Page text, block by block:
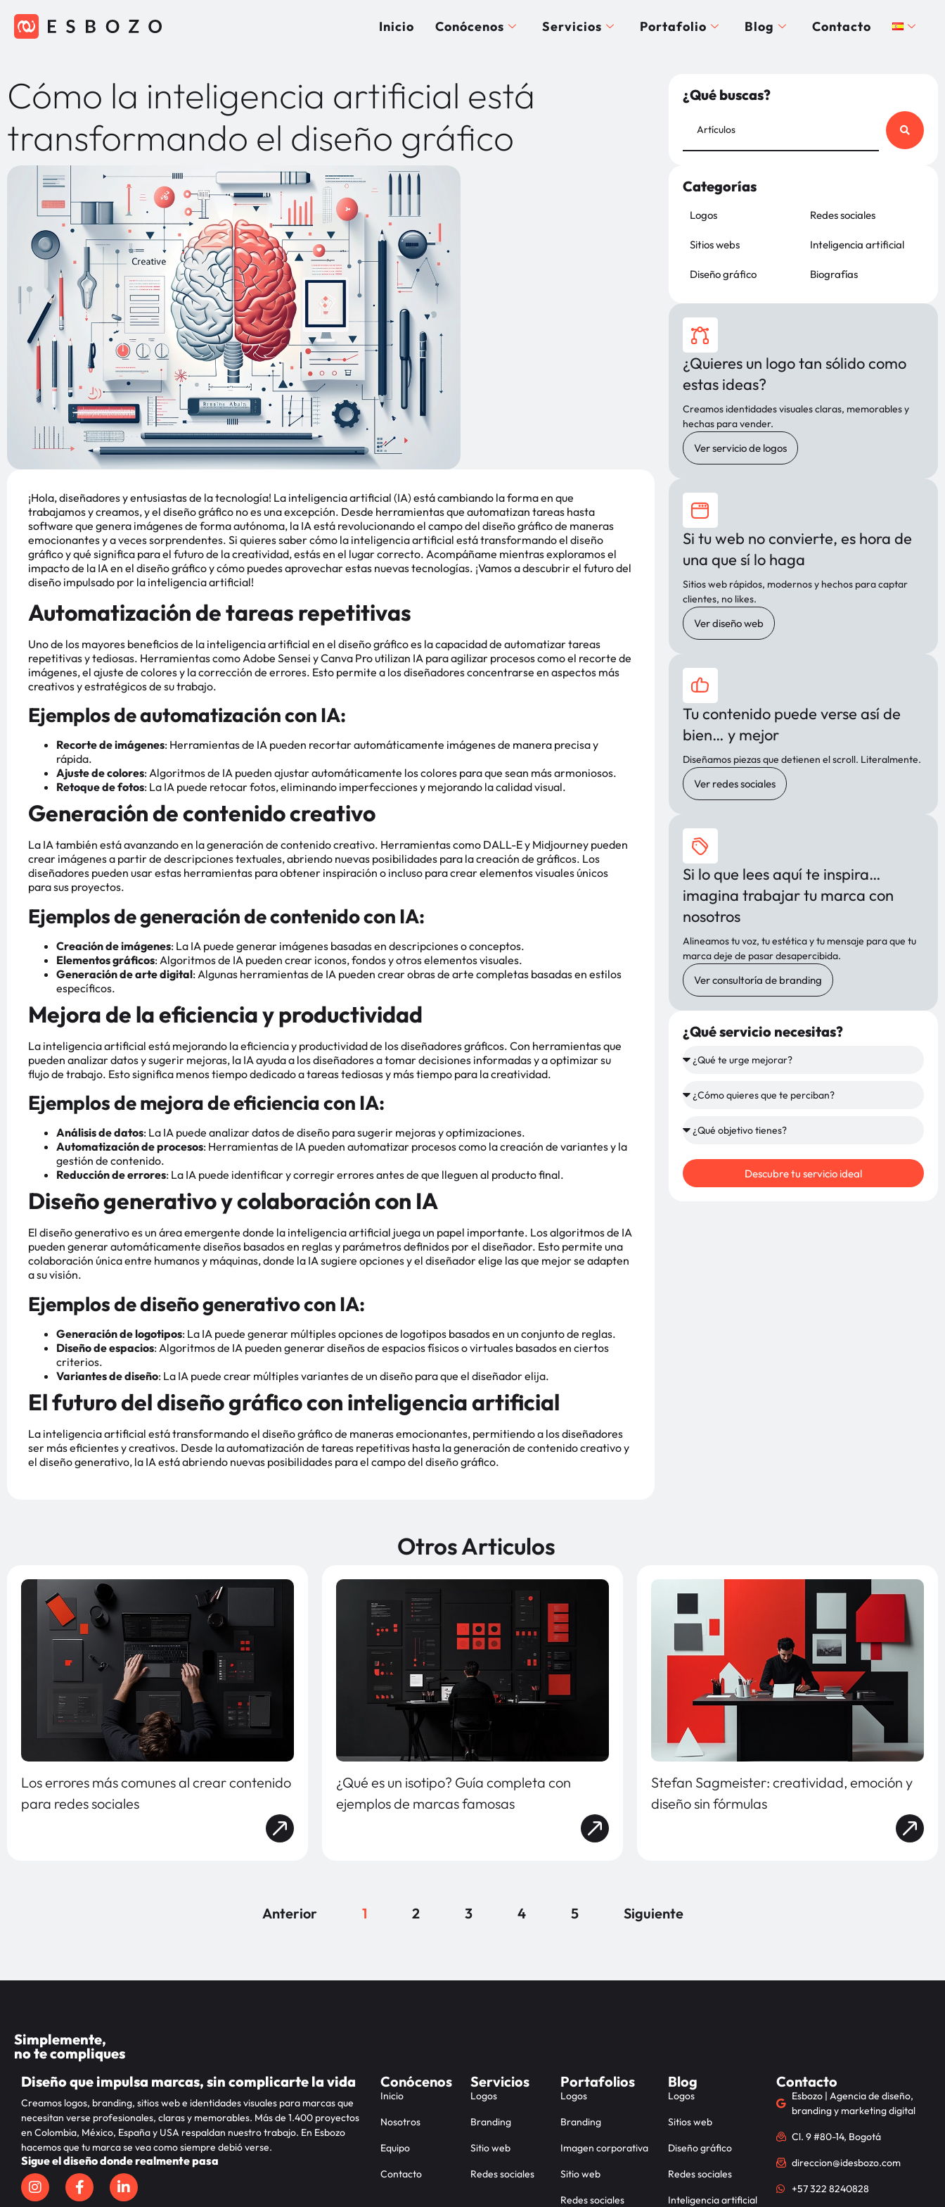
Inicio Conócenos Servicios Portafolio Blog Contacto
Cómo la inteligencia artificial está
transformando el diseño gráfico
¡Hola, diseñadores y entusiastas de la tecnología! La inteligencia artificial (IA) está cambiando la forma en que
trabajamos y creamos, y el diseño gráfico no es una excepción. Desde herramientas que automatizan tareas hasta
software que genera imágenes de forma autónoma, la IA está revolucionando el campo del diseño gráfico de maneras
emocionantes y a veces sorprendentes. Si quieres saber cómo la inteligencia artificial está transformando el diseño
gráfico y qué significa para el futuro de la creatividad, estás en el lugar correcto. Acompáñame mientras exploramos el
impacto de la IA en el diseño gráfico y cómo puedes aprovechar estas nuevas tecnologías. ¡Vamos a descubrir el futuro del
diseño impulsado por la inteligencia artificial!
Automatización de tareas repetitivas
Uno de los mayores beneficios de la inteligencia artificial en el diseño gráfico es la capacidad de automatizar tareas
repetitivas y tediosas. Herramientas como Adobe Sensei y Canva Pro utilizan IA para agilizar procesos como el recorte de
imágenes, el ajuste de colores y la corrección de errores. Esto permite a los diseñadores concentrarse en aspectos más
creativos y estratégicos de su trabajo.
Ejemplos de automatización con IA:
Recorte de imágenes: Herramientas de IA pueden recortar automáticamente imágenes de manera precisa y
rápida.
Ajuste de colores: Algoritmos de IA pueden ajustar automáticamente los colores para que sean más armoniosos.
Retoque de fotos: La IA puede retocar fotos, eliminando imperfecciones y mejorando la calidad visual.
Generación de contenido creativo
La IA también está avanzando en la generación de contenido creativo. Herramientas como DALL-E y Midjourney pueden
crear imágenes a partir de descripciones textuales, abriendo nuevas posibilidades para la creación de gráficos. Los
diseñadores pueden usar estas herramientas para obtener inspiración o incluso para crear elementos visuales únicos
para sus proyectos.
Ejemplos de generación de contenido con IA:
Creación de imágenes: La IA puede generar imágenes basadas en descripciones o conceptos.
Elementos gráficos: Algoritmos de IA pueden crear iconos, fondos y otros elementos visuales.
Generación de arte digital: Algunas herramientas de IA pueden crear obras de arte completas basadas en estilos
específicos.
Mejora de la eficiencia y productividad
La inteligencia artificial está mejorando la eficiencia y productividad de los diseñadores gráficos. Con herramientas que
pueden analizar datos y sugerir mejoras, la IA ayuda a los diseñadores a tomar decisiones informadas y a optimizar su
flujo de trabajo. Esto significa menos tiempo dedicado a tareas tediosas y más tiempo para la creatividad.
Ejemplos de mejora de eficiencia con IA:
Análisis de datos: La IA puede analizar datos de diseño para sugerir mejoras y optimizaciones.
Automatización de procesos: Herramientas de IA pueden automatizar procesos como la creación de variantes y la
gestión de contenido.
Reducción de errores: La IA puede identificar y corregir errores antes de que lleguen al producto final.
Diseño generativo y colaboración con IA
El diseño generativo es un área emergente donde la inteligencia artificial juega un papel importante. Los algoritmos de IA
pueden generar automáticamente diseños basados en reglas y parámetros definidos por el diseñador. Esto permite una
colaboración única entre humanos y máquinas, donde la IA sugiere opciones y el diseñador elige las que mejor se adapten
a su visión.
Ejemplos de diseño generativo con IA:
Generación de logotipos: La IA puede generar múltiples opciones de logotipos basados en un conjunto de reglas.
Diseño de espacios: Algoritmos de IA pueden generar diseños de espacios físicos o virtuales basados en ciertos
criterios.
Variantes de diseño: La IA puede crear múltiples variantes de un diseño para que el diseñador elija.
El futuro del diseño gráfico con inteligencia artificial
La inteligencia artificial está transformando el diseño gráfico de maneras emocionantes, permitiendo a los diseñadores
ser más eficientes y creativos. Desde la automatización de tareas repetitivas hasta la generación de contenido creativo y
el diseño generativo, la IA está abriendo nuevas posibilidades para el campo del diseño gráfico.
¿Qué buscas?
Categorías
Logos
Sitios webs
Diseño gráfico
Redes sociales
Inteligencia artificial
Biografías
¿Quieres un logo tan sólido como
estas ideas?
Creamos identidades visuales claras, memorables y
hechas para vender.
Ver servicio de logos
Si tu web no convierte, es hora de
una que sí lo haga
Sitios web rápidos, modernos y hechos para captar
clientes, no likes.
Ver diseño web
Tu contenido puede verse así de
bien… y mejor
Diseñamos piezas que detienen el scroll. Literalmente.
Ver redes sociales
Si lo que lees aquí te inspira…
imagina trabajar tu marca con
nosotros
Alineamos tu voz, tu estética y tu mensaje para que tu
marca deje de pasar desapercibida.
Ver consultoría de branding
¿Qué servicio necesitas?
Descubre tu servicio ideal
Otros Articulos
Los errores más comunes al crear contenido
para redes sociales
¿Qué es un isotipo? Guía completa con
ejemplos de marcas famosas
Stefan Sagmeister: creatividad, emoción y
diseño sin fórmulas
Anterior 1 2 3 4 5 Siguiente
Simplemente,
no te compliques
Diseño que impulsa marcas, sin complicarte la vida
Creamos logos, branding, sitios web e identidades visuales para marcas que
necesitan verse profesionales, claras y memorables. Más de 1.400 proyectos
en Colombia, México, España y USA respaldan nuestro trabajo. En Esbozo
hacemos que tu marca se vea como siempre debió verse.
Sigue el diseño donde realmente pasa
Conócenos
Inicio
Nosotros
Equipo
Contacto
Servicios
Logos
Branding
Sitio web
Redes sociales
Portafolios
Logos
Branding
Imagen corporativa
Sitio web
Redes sociales
Blog
Logos
Sitios web
Diseño gráfico
Redes sociales
Inteligencia artificial
Contacto
Esbozo | Agencia de diseño,
branding y marketing digital
Cl. 9 #80-14, Bogotá
direccion@idesbozo.com
+57 322 8240828